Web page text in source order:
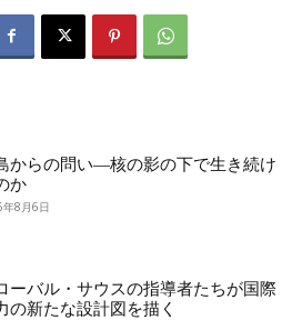
からの問い―核の影の下で生き続け
か
8月6日
ーバル・サウスの指導者たちが国際
の新たな設計図を描く